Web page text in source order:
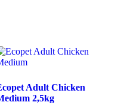
Adult Chicken
2,5kg